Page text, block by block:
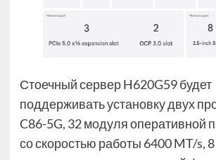
Стоечный сервер H620G59 будет
поддерживать установку двух
C86-5G, 32 модуля оперативной
со скоростью работы 6400 MT/s, 8